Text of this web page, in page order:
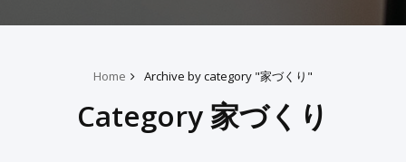
Home Archive by category "家づくり"
Category 家づくり